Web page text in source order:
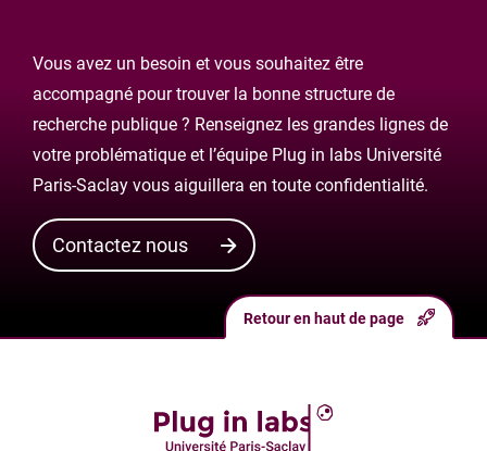
Vous avez un besoin et vous souhaitez être
accompagné pour trouver la bonne structure de
recherche publique ? Renseignez les grandes lignes de
votre problématique et l’équipe Plug in labs Université
Paris-Saclay vous aiguillera en toute confidentialité.
Contactez nous
Retour en haut de page